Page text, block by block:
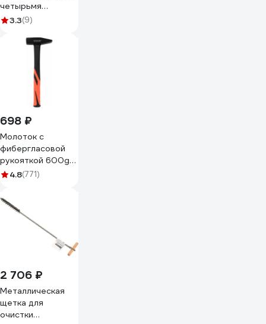
четырьмя
режущими
B3 100400
3.3(9)
698 ₽
Молоток с
фибергласовой
рукояткой 600g
Gigant HHT600-1
4.8(771)
2 706 ₽
Металлическая
щетка для
очистки